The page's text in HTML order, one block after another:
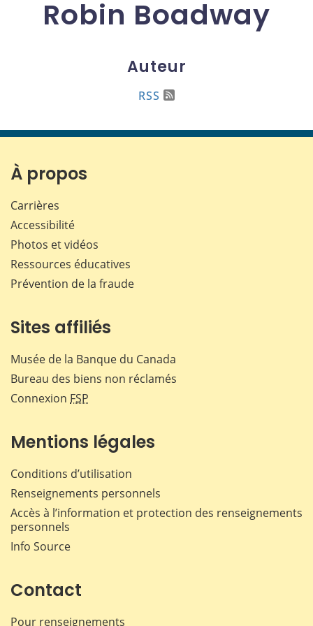
Robin Boadway
Auteur
RSS
À propos
Carrières
Accessibilité
Photos et vidéos
Ressources éducatives
Prévention de la fraude
Sites affiliés
Musée de la Banque du Canada
Bureau des biens non réclamés
Connexion FSP
Mentions légales
Conditions d’utilisation
Renseignements personnels
Accès à l’information et protection des renseignements
personnels
Info Source
Contact
Pour renseignements